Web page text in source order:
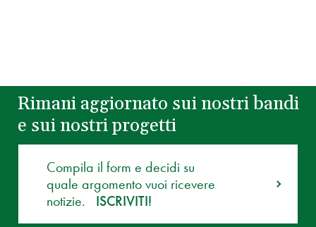
Rimani aggiornato sui nostri bandi
e sui nostri progetti
Compila il form e decidi su
quale argomento vuoi ricevere
notizie.
ISCRIVITI!